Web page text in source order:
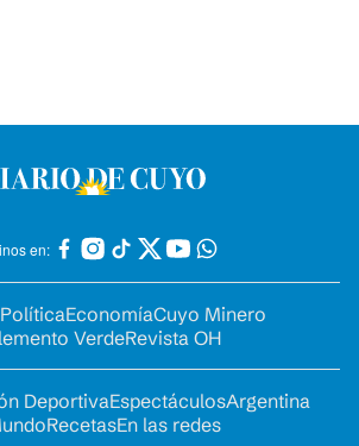
en:
PolíticaEconomíaCuyo Minero
VerdeRevista OH
DeportivaEspectáculosArgentina
RecetasEn las redes